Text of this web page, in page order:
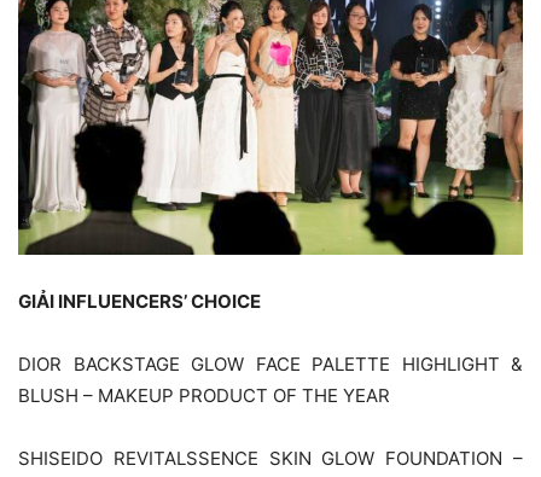
GIẢI INFLUENCERS’ CHOICE
DIOR BACKSTAGE GLOW FACE PALETTE HIGHLIGHT &
BLUSH – MAKEUP PRODUCT OF THE YEAR
SHISEIDO REVITALSSENCE SKIN GLOW FOUNDATION –